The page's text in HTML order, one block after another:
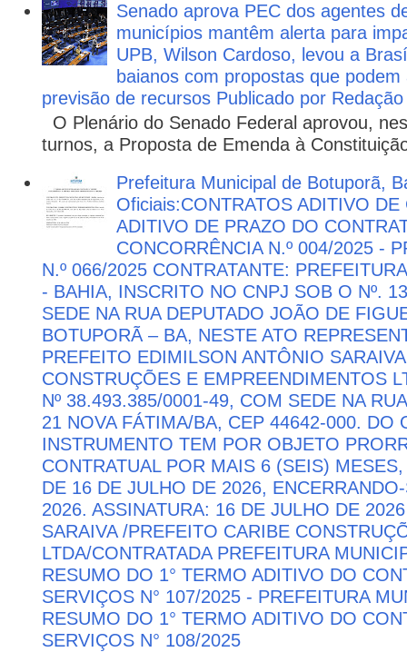
Senado aprova PEC dos agentes
municípios mantêm alerta para
UPB, Wilson Cardoso, levou a
baianos com propostas que
previsão de recursos Publicado por
O Plenário do Senado Federal aprovou,
turnos, a Proposta de Emenda à
Prefeitura Municipal de Botuporã,
Oficiais:CONTRATOS ADITIVO DE
ADITIVO DE PRAZO DO
CONCORRÊNCIA N.º 004/2025 -
N.º 066/2025 CONTRATANTE:
- BAHIA, INSCRITO NO CNPJ SOB O Nº.
SEDE NA RUA DEPUTADO JOÃO DE
BOTUPORÃ – BA, NESTE ATO
PREFEITO EDIMILSON ANTÔNIO
CONSTRUÇÕES E EMPREENDIMENTOS
Nº 38.493.385/0001-49, COM SEDE NA
21 NOVA FÁTIMA/BA, CEP 44642-000. DO
INSTRUMENTO TEM POR OBJETO
CONTRATUAL POR MAIS 6 (SEIS)
DE 16 DE JULHO DE 2026,
2026. ASSINATURA: 16 DE JULHO DE
SARAIVA /PREFEITO CARIBE
LTDA/CONTRATADA PREFEITURA
RESUMO DO 1° TERMO ADITIVO DO
SERVIÇOS N° 107/2025 - PREFEITURA
RESUMO DO 1° TERMO ADITIVO DO
SERVIÇOS N° 108/2025